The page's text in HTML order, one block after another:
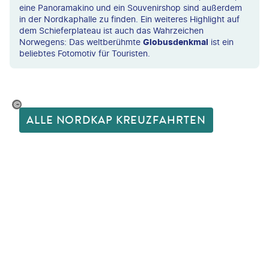
eine Panoramakino und ein Souvenirshop sind außerdem
in der Nordkaphalle zu finden. Ein weiteres Highlight auf
dem Schieferplateau ist auch das Wahrzeichen
Norwegens: Das weltberühmte Globusdenkmal ist ein
beliebtes Fotomotiv für Touristen.
©Rageziv-gty
ALLE NORDKAP KREUZFAHRTEN